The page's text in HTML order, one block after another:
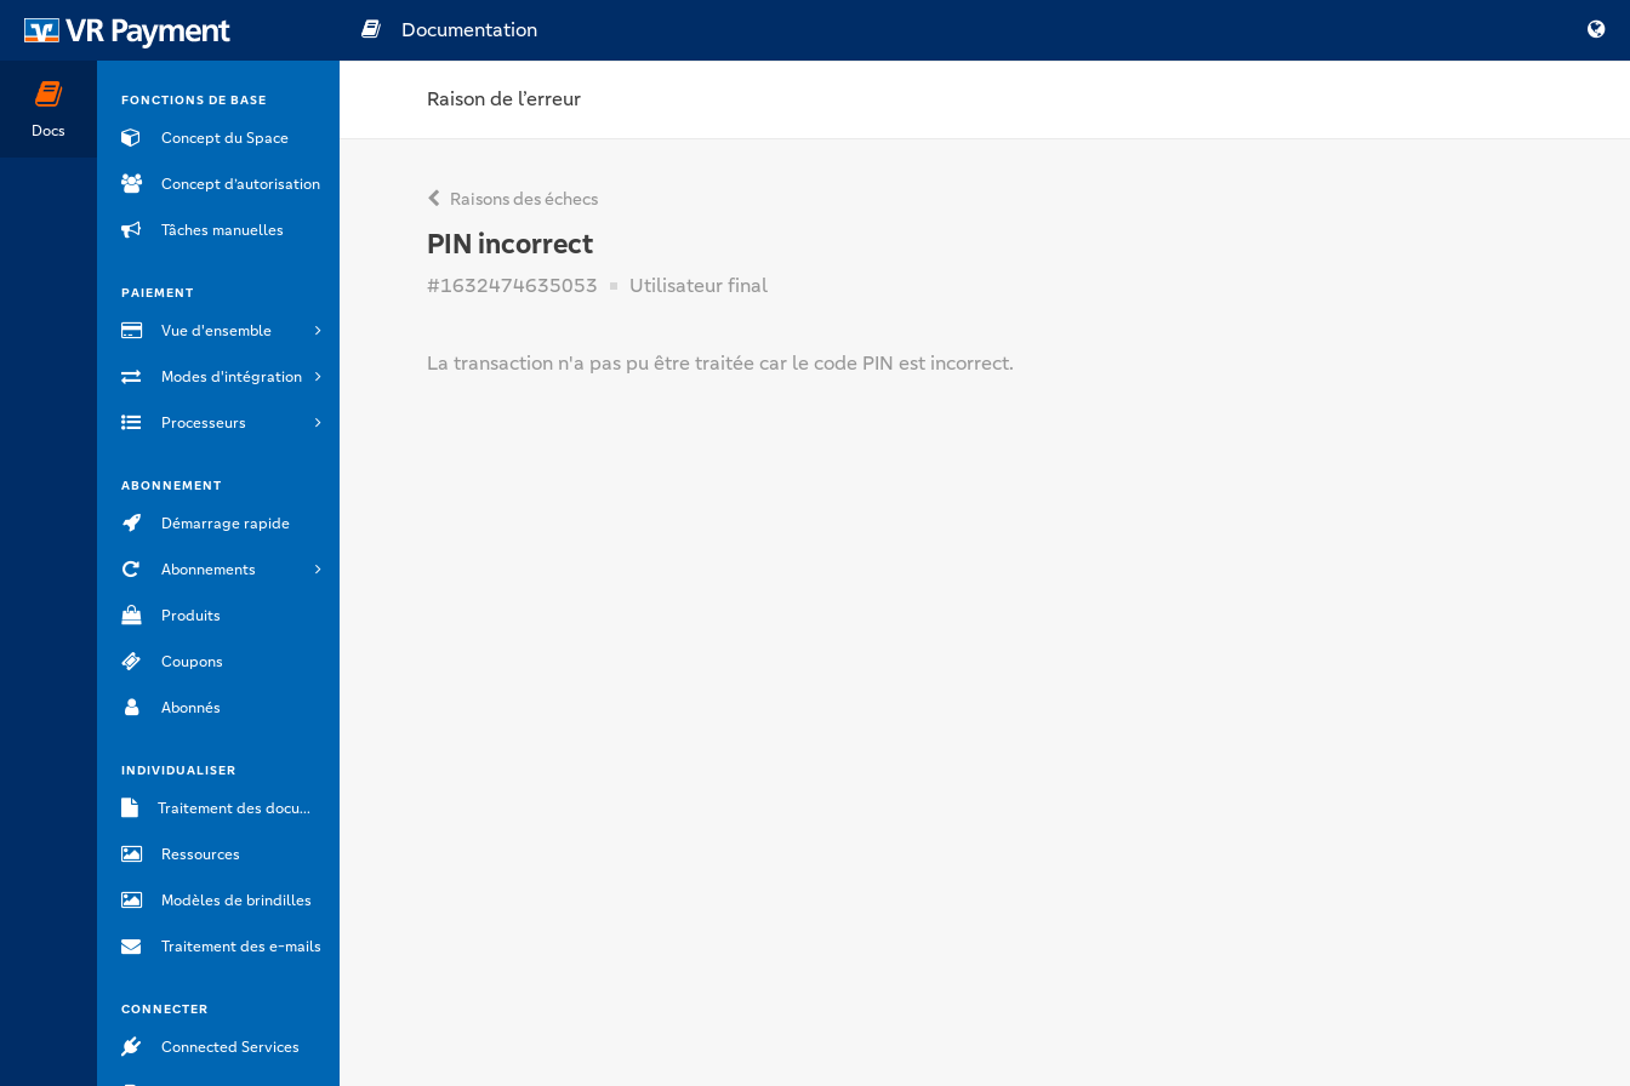
Docs
FONCTIONS DE BASE
Concept du Space
Concept d’autorisation
Tâches manuelles
PAIEMENT
Vue d'ensemble
Modes d'intégration
Processeurs
ABONNEMENT
Démarrage rapide
Abonnements
Produits
Coupons
Abonnés
INDIVIDUALISER
Traitement des documents
Ressources
Modèles de brindilles
Traitement des e-mails
CONNECTER
Connected Services
Documentation
Raison de l’erreur
Raisons des échecs
PIN incorrect
#1632474635053 Utilisateur final
La transaction n'a pas pu être traitée car le code PIN est incorrect.